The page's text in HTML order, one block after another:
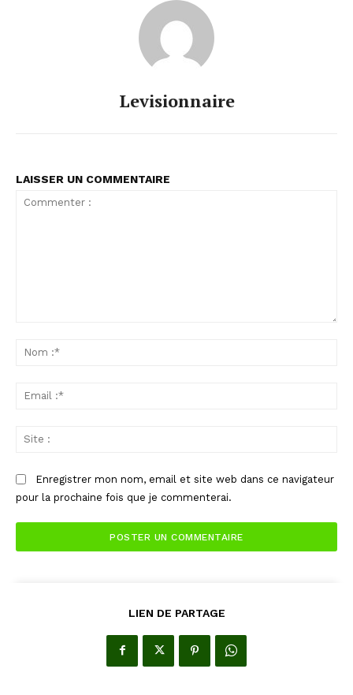
Levisionnaire
LAISSER UN COMMENTAIRE
Enregistrer mon nom, email et site web dans ce navigateur
pour la prochaine fois que je commenterai.
LIEN DE PARTAGE